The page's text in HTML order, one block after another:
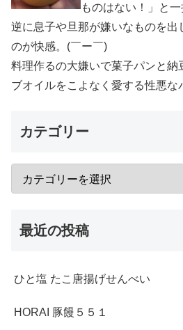
ものはない！」と一
逆に息子や旦那が嫌いなものを出
のが快感。(￣ー￣)
料理作るの大嫌いで菓子パンと納
ブオイルをこよなく愛する性悪な
カテゴリー
最近の投稿
ひと塩 たこ唐揚げせんべい
HORAI 豚饅５５１